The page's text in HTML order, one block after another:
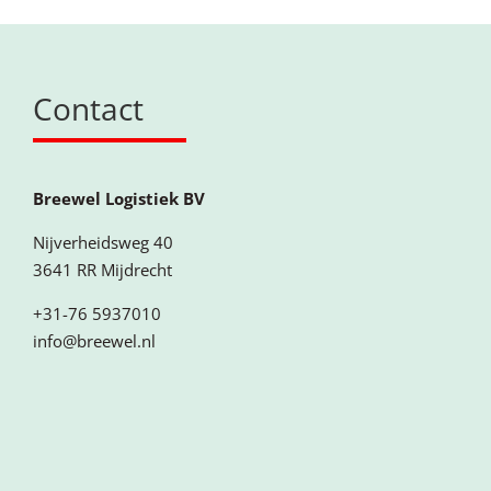
Contact
Breewel Logistiek BV
Nijverheidsweg 40
3641 RR Mijdrecht
+31-76 5937010
info@breewel.nl